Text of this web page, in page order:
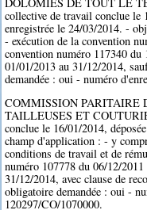
collective de travail conclue le
enregistrée le 24/03/2014. -
- exécution de la convention
convention numéro 117340
01/01/2013 au 31/12/2014,
demandée : oui - numéro
COMMISSION PARITAIRE
TAILLEUSES ET
conclue le 16/01/2014,
champ d'application : - y
conditions de travail et de
numéro 107778 du 06/12/
31/12/2014, avec clause de
obligatoire demandée : oui -
120297/CO/1070000.